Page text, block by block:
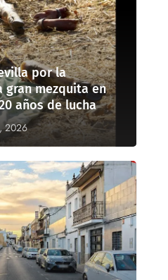
por la
mezquita en
años de lucha
2026